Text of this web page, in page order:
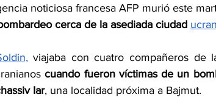
noticiosa francesa AFP murió este
cerca de la asediada ciudad
viajaba con cuatro compañeros de
cuando fueron víctimas de un
Iar, una localidad próxima a Bajmut.